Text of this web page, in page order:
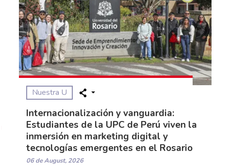
Nuestra U
Internacionalización y vanguardia:
Estudiantes de la UPC de Perú viven la
inmersión en marketing digital y
tecnologías emergentes en el Rosario
06 de August, 2026